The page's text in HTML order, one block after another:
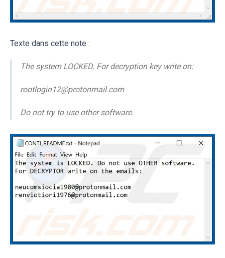
Texte dans cette note :
The system LOCKED. For decryption key write on:
rootlogin12@protonmail.com
Do not try to use other software.